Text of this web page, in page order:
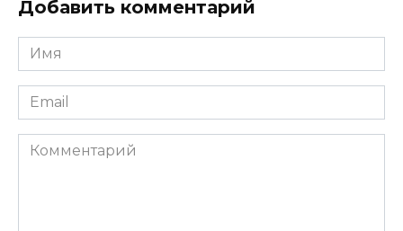
Добавить комментарий
Имя
Email
Комментарий